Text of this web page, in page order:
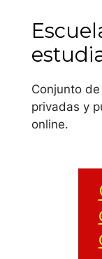
Conjunto
privadas y
online.